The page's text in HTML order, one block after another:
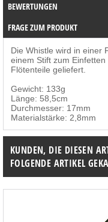
BEWERTUNGEN
FRAGE ZUM PRODUKT
Die Whistle wird in einer
einem Stift zum
Flötenteile geliefert.
Gewicht: 133g
Länge: 58,5cm
Durchmesser: 17mm
Materialstärke: 2,8mm
KUNDEN, DIE DIESEN
FOLGENDE ARTIKEL